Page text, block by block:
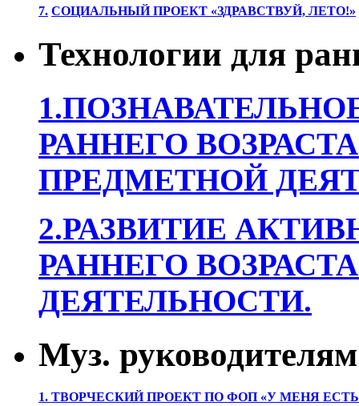
7. СОЦИАЛЬНЫЙ ПРОЕКТ «ЗДРАВСТВУЙ, ЛЕТО!»
Технологии для
РАННЕГО
ПРЕДМЕТНОЙ
2.РАЗВИТИЕ
РАННЕГО
ДЕЯТЕЛЬНОСТИ.
Муз. руководителям
1. ТВОРЧЕСКИЙ ПРОЕКТ ПО ФОП «У МЕНЯ